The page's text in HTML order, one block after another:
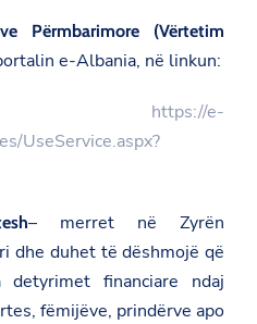
Përmbarimore (Vërtetim
e-Albania, në linkun:
https://e-
UseService.aspx?
– merret në Zyrën
dhe duhet të dëshmojë që
financiare ndaj
fëmijëve, prindërve apo